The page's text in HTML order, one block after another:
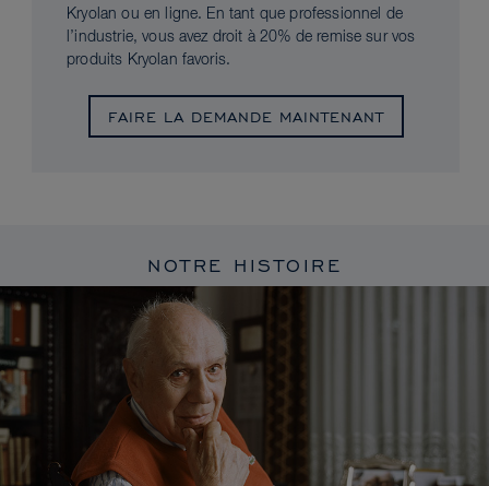
Kryolan ou en ligne. En tant que professionnel de
l’industrie, vous avez droit à 20% de remise sur vos
produits Kryolan favoris.
FAIRE LA DEMANDE MAINTENANT
NOTRE HISTOIRE